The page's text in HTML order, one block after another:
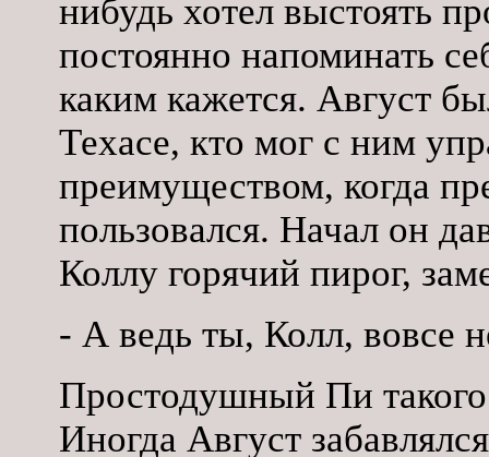
нибудь хотел выстоять
постоянно напоминать
каким кажется. Август
Техасе, кто мог с ним
преимуществом, когда
пользовался. Начал он
Коллу горячий пирог,
- А ведь ты, Колл, вовсе
Простодушный Пи
Иногда Август